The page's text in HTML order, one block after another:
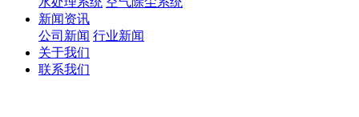
新闻资讯
公司新闻 行业新闻
关于我们
联系我们